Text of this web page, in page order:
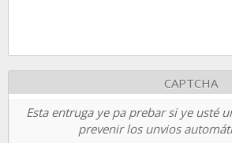
CAPTCHA
Esta entruga ye pa prebar si ye usté
prevenir los unvios